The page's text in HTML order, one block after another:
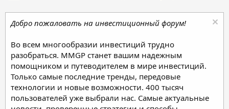
Добро пожаловать на инвестиционный форум!
Во всем многообразии инвестиций трудно
разобраться. MMGP станет вашим надежным
помощником и путеводителем в мире инвестиций.
Только самые последние тренды, передовые
технологии и новые возможности. 400 тысяч
пользователей уже выбрали нас. Самые актуальные